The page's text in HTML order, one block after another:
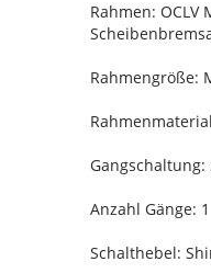
Rahmen:
Rahmengröße:
Gangschaltung:
Anzahl Gänge: 1
Schalthebel: